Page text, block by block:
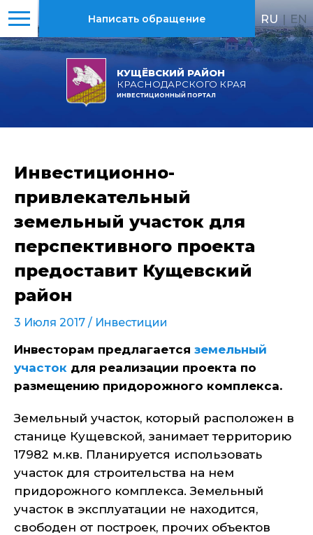
КУЩЁВСКИЙ РАЙОН
КРАСНОДАРСКОГО КРАЯ
ИНВЕСТИЦИОННЫЙ ПОРТАЛ
Написать обращение RU | EN
Инвестиционно-
привлекательный
земельный участок для
перспективного проекта
предоставит Кущевский
район
3 Июля 2017 / Инвестиции
Инвесторам предлагается земельный
участок для реализации проекта по
размещению придорожного комплекса.
Земельный участок, который расположен в
станице Кущевской, занимает территорию
17982 м.кв. Планируется использовать
участок для строительства на нем
придорожного комплекса. Земельный
участок в эксплуатации не находится,
свободен от построек, прочих объектов